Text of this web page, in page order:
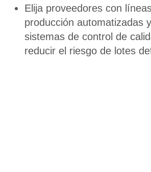
Elija proveedores con
producción automatizadas
sistemas de control de
reducir el riesgo de lotes